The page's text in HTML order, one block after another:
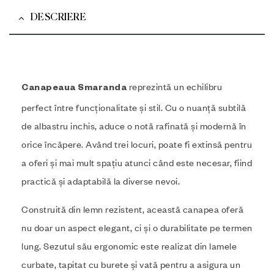
DESCRIERE
Canapeaua Smaranda reprezintă un echilibru
perfect între funcționalitate și stil. Cu o nuanță subtilă
de albastru inchis, aduce o notă rafinată și modernă în
orice încăpere. Având trei locuri, poate fi extinsă pentru
a oferi și mai mult spațiu atunci când este necesar, fiind
practică și adaptabilă la diverse nevoi.
Construită din lemn rezistent, această canapea oferă
nu doar un aspect elegant, ci și o durabilitate pe termen
lung. Sezutul său ergonomic este realizat din lamele
curbate, tapitat cu burete și vată pentru a asigura un